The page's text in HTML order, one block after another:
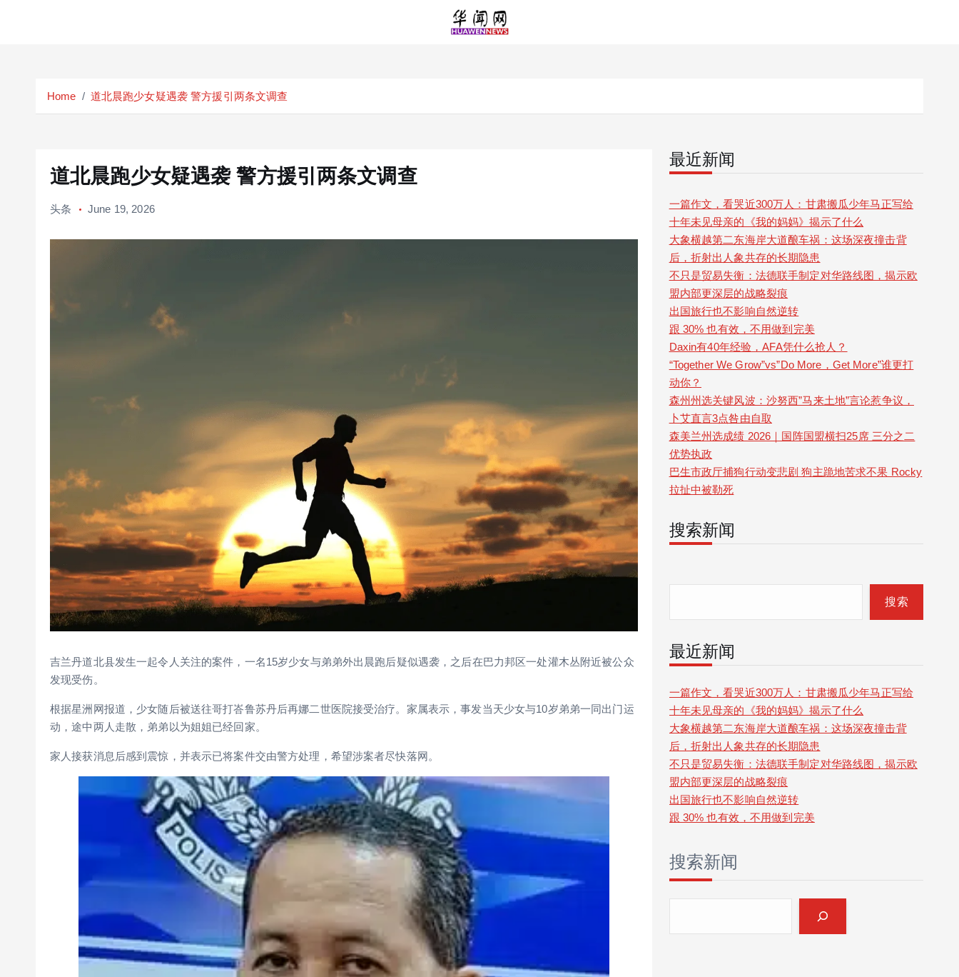
Home 道北晨跑少女疑遇袭 警方援引两条文调查
道北晨跑少女疑遇袭 警方援引两条文调查
头条 June 19, 2026
吉兰丹道北县发生一起令人关注的案件，一名15岁少女与弟弟外出晨跑后疑似遇袭，之后在巴力邦区一处灌木丛附近被公众
发现受伤。
根据星洲网报道，少女随后被送往哥打峇鲁苏丹后再娜二世医院接受治疗。家属表示，事发当天少女与10岁弟弟一同出门运
动，途中两人走散，弟弟以为姐姐已经回家。
家人接获消息后感到震惊，并表示已将案件交由警方处理，希望涉案者尽快落网。
最近新闻
一篇作文，看哭近300万人：甘肃搬瓜少年马正写给
十年未见母亲的《我的妈妈》揭示了什么
大象横越第二东海岸大道酿车祸：这场深夜撞击背
后，折射出人象共存的长期隐患
不只是贸易失衡：法德联手制定对华路线图，揭示欧
盟内部更深层的战略裂痕
出国旅行也不影响自然逆转
跟 30% 也有效，不用做到完美
Daxin有40年经验，AFA凭什么抢人？
“Together We Grow”vs”Do More，Get More”谁更打
动你？
森州州选关键风波：沙努西”马来土地”言论惹争议，
卜艾直言3点咎由自取
森美兰州选成绩 2026｜国阵国盟横扫25席 三分之二
优势执政
巴生市政厅捕狗行动变悲剧 狗主跪地苦求不果 Rocky
拉扯中被勒死
搜索新闻
r
c
h
搜索
最近新闻
一篇作文，看哭近300万人：甘肃搬瓜少年马正写给
十年未见母亲的《我的妈妈》揭示了什么
大象横越第二东海岸大道酿车祸：这场深夜撞击背
后，折射出人象共存的长期隐患
不只是贸易失衡：法德联手制定对华路线图，揭示欧
盟内部更深层的战略裂痕
出国旅行也不影响自然逆转
跟 30% 也有效，不用做到完美
搜索新闻